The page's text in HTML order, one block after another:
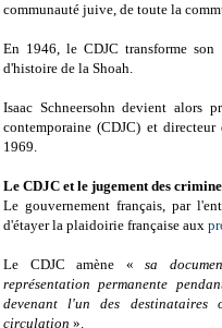
communauté juive, de toute la
En 1946, le CDJC transforme son
d'histoire de la Shoah.
Isaac Schneersohn devient alors
contemporaine (CDJC) et
1969.
Le CDJC et le jugement des
Le gouvernement français, par
d'étayer la plaidoirie française aux
Le CDJC amène «sa
représentation permanente
devenant l'un des
circulation ».